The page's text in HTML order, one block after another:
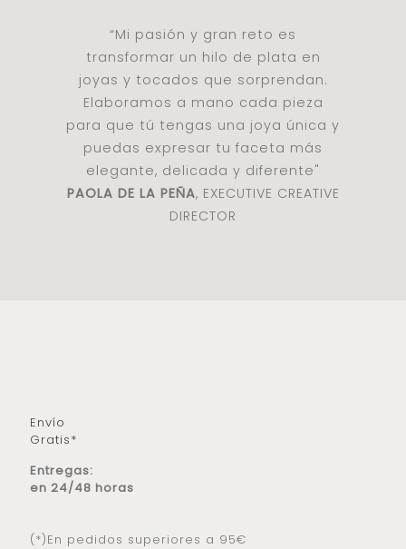
“Mi pasión y gran reto es
transformar un hilo de plata en
joyas y tocados que sorprendan.
Elaboramos a mano cada pieza
para que tú tengas una joya única y
puedas expresar tu faceta más
elegante, delicada y diferente"
PAOLA DE LA PEÑA, EXECUTIVE CREATIVE
DIRECTOR
Envío
Gratis*
Entregas:
en 24/48 horas
(*)En pedidos superiores a 95€